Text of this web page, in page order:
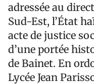
adressée au
Sud-Est, l’État
acte de justice
d’une portée
de Bainet. En
Lycée Jean